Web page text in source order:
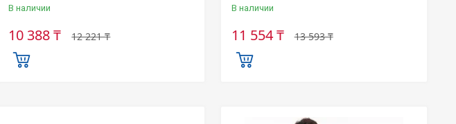
В наличии
12 221 ₸
10 388 ₸
В наличии
13 593 ₸
11 554 ₸